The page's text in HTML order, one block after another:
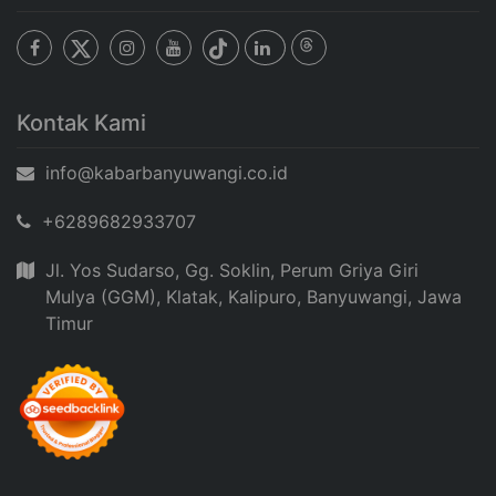
Kontak Kami
info@kabarbanyuwangi.co.id
+6289682933707
Jl. Yos Sudarso, Gg. Soklin, Perum Griya Giri
Mulya (GGM), Klatak, Kalipuro, Banyuwangi, Jawa
Timur